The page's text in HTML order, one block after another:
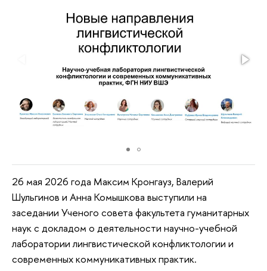
26 мая 2026 года Максим Кронгауз, Валерий
Шульгинов и Анна Комышкова выступили на
заседании Ученого совета факультета гуманитарных
наук с докладом о деятельности научно-учебной
лаборатории лингвистической конфликтологии и
современных коммуникативных практик.